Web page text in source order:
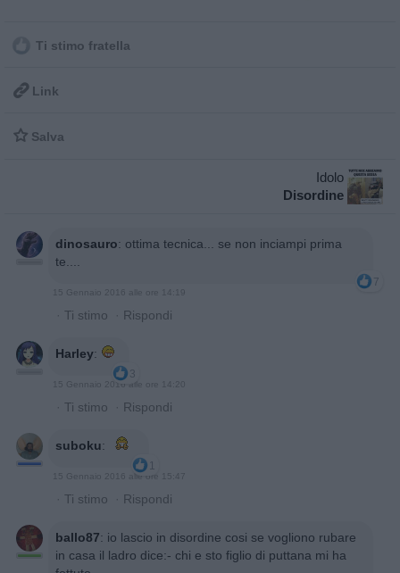
Ti stimo fratella
 Link
 Salva
Idolo
Disordine
dinosauro: ottima tecnica... se non inciampi prima
te....
7
15 Gennaio 2016 alle ore 14:19
· Ti stimo · Rispondi
Harley:
3
15 Gennaio 2016 alle ore 14:20
· Ti stimo · Rispondi
suboku:
1
15 Gennaio 2016 alle ore 15:47
· Ti stimo · Rispondi
ballo87: io lascio in disordine cosi se vogliono rubare
in casa il ladro dice:- chi e sto figlio di puttana mi ha